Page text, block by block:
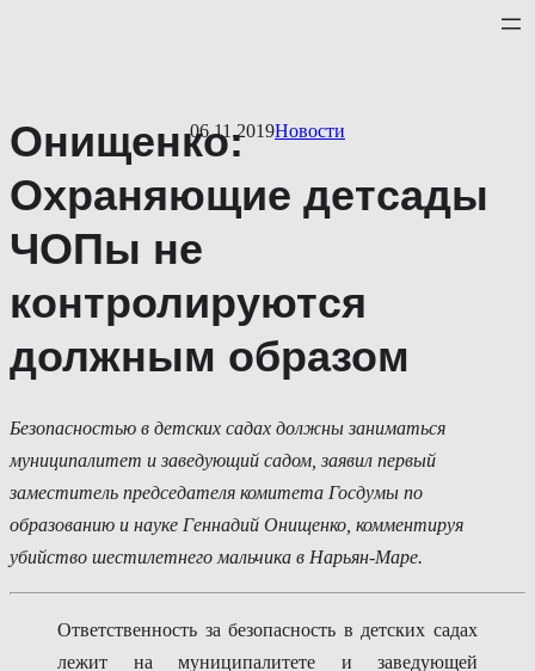
06.11.2019Новости
Онищенко:
Охраняющие детсады
ЧОПы не
контролируются
должным образом
Безопасностью в детских садах должны заниматься
муниципалитет и заведующий садом, заявил первый
заместитель председателя комитета Госдумы по
образованию и науке Геннадий Онищенко, комментируя
убийство шестилетнего мальчика в Нарьян-Маре.
Ответственность за безопасность в детских садах
лежит на муниципалитете и заведующей